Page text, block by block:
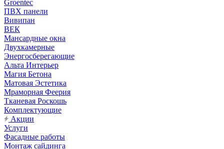
Groentec
ПВХ панели
Вивипан
ВЕК
Мансардные окна
Двухкамерные
Энергосберегающие
Альта Интерьер
Магия Бетона
Матовая Эстетика
Мраморная Феерия
Тканевая Роскошь
Комплектующие
Акции
Услуги
Фасадные работы
Монтаж сайдинга